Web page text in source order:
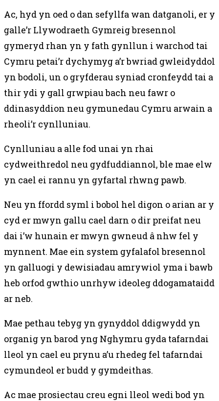
Ac, hyd yn oed o dan sefyllfa wan datganoli, er y
galle’r Llywodraeth Gymreig bresennol
gymeryd rhan yn y fath gynllun i warchod tai
Cymru petai’r dychymyg a’r bwriad gwleidyddol
yn bodoli, un o gryfderau syniad cronfeydd tai a
thir ydi y gall grwpiau bach neu fawr o
ddinasyddion neu gymunedau Cymru arwain a
rheoli’r cynlluniau.
Cynlluniau a alle fod unai yn rhai
cydweithredol neu gydfuddiannol, ble mae elw
yn cael ei rannu yn gyfartal rhwng pawb.
Neu yn ffordd syml i bobol hel digon o arian ar y
cyd er mwyn gallu cael darn o dir preifat neu
dai i’w hunain er mwyn gwneud â nhw fel y
mynnent. Mae ein system gyfalafol bresennol
yn galluogi y dewisiadau amrywiol yma i bawb
heb orfod gwthio unrhyw ideoleg ddogamataidd
ar neb.
Mae pethau tebyg yn gynyddol ddigwydd yn
organig yn barod yng Nghymru gyda tafarndai
lleol yn cael eu prynu a’u rhedeg fel tafarndai
cymundeol er budd y gymdeithas.
Ac mae prosiectau creu egni lleol wedi bod yn